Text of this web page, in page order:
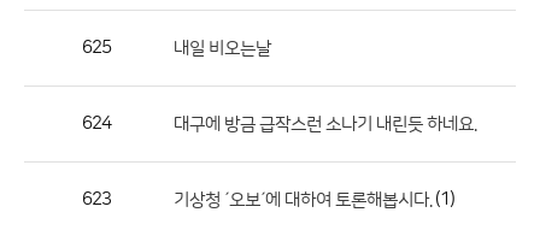
록
625 내일 비오는날
624 대구에 방금 급작스런 소나기 내린듯 하네요.
623 기상청 ´오보´에 대하여 토론해봅시다.(1)